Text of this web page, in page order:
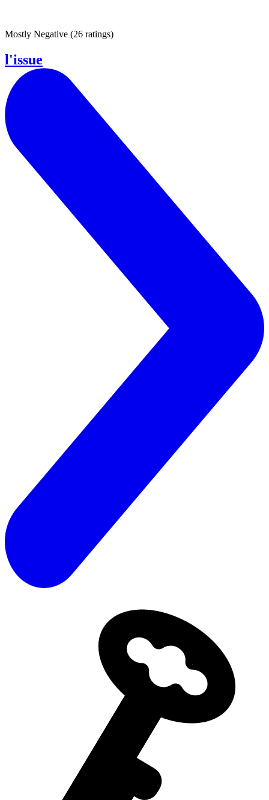
Mostly Negative (26 ratings)
l'issue